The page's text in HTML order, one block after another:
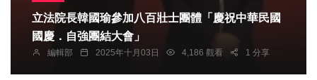
立法院長韓國瑜參加八百壯士團體「慶祝中華民國
國慶．自強團結大會」
編輯部 2025年十月03日 4,186 觀看 1 分享